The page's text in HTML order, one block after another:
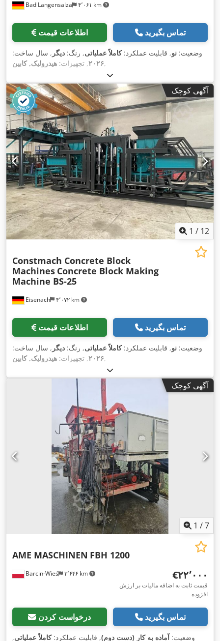
Bad Langensalza ۴٬۰۶۱ km
اطلاعات قیمت تماس بگیرید
وضعیت: نو, قابلیت عملکرد:کاملاً عملیاتی, رنگ: دیگر , سال ساخت:
۲۰۲۶, تجهیزات: هیدرولیک, کابین ,
آگهی کوچک
1 / 12
Eisenach ۴٬۰۷۲ km
Constmach Concrete Block
Machines Concrete Block Making
Machine BS-25
اطلاعات قیمت تماس بگیرید
وضعیت: نو, قابلیت عملکرد:کاملاً عملیاتی, رنگ: دیگر , سال ساخت:
۲۰۲۶, تجهیزات: هیدرولیک, کابین ,
آگهی کوچک
1 /7
Barcin-Wieś ۳٬۶۴۶ km
AME MASCHINEN FBH 1200
‎€۲۲٬۰۰۰
قیمت ثابت به اضافه مالیات بر ارزش
افزوده
درخواست کردن تماس بگیرید
وضعیت: آماده به کار (دست دوم), قابلیت عملکرد:کاملاً عملیاتی,